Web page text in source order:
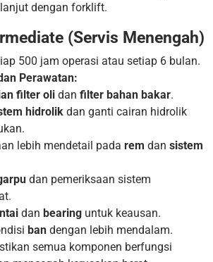
dengan forklift.
(Servis Menengah)
500 jam operasi atau setiap 6 bulan.
Perawatan:
filter oli dan filter bahan bakar.
hidrolik dan ganti cairan hidrolik
lebih mendetail pada rem dan sistem
dan pemeriksaan sistem
dan bearing untuk keausan.
ban dengan lebih mendalam.
semua komponen berfungsi